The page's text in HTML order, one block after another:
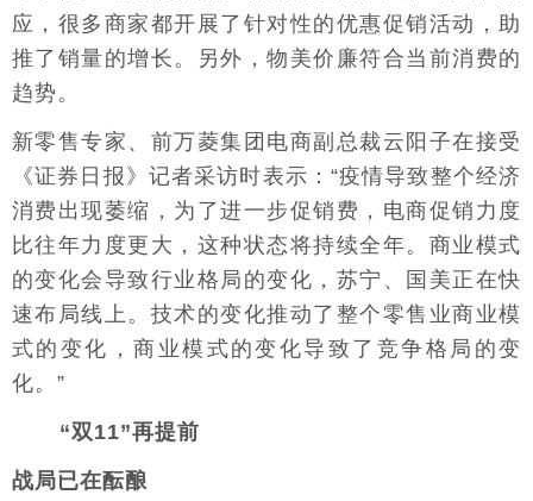
应，很多商家都开展了针对性的优惠促销活动，助
推了销量的增长。另外，物美价廉符合当前消费的
趋势。
新零售专家、前万菱集团电商副总裁云阳子在接受
《证券日报》记者采访时表示：“疫情导致整个经济
消费出现萎缩，为了进一步促销费，电商促销力度
比往年力度更大，这种状态将持续全年。商业模式
的变化会导致行业格局的变化，苏宁、国美正在快
速布局线上。技术的变化推动了整个零售业商业模
式的变化，商业模式的变化导致了竞争格局的变
化。”
“双11”再提前
战局已在酝酿